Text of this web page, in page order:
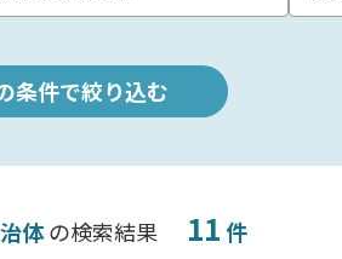
条件で絞り込む
体の検索結果 11件